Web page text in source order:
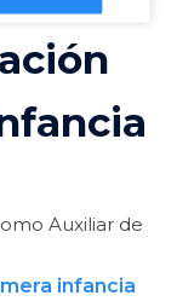
Auxiliar de
infancia